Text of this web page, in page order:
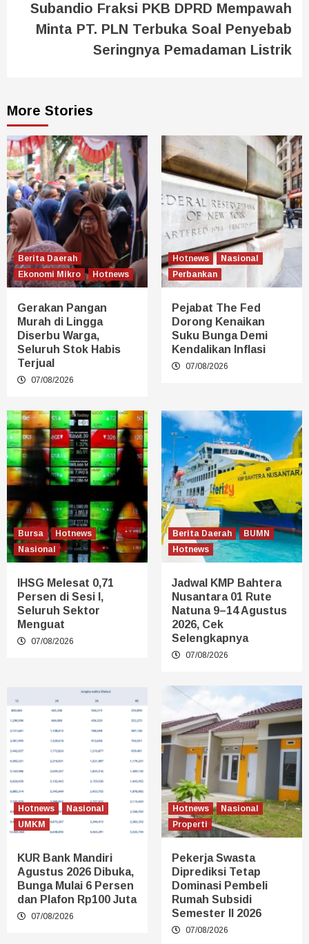
Subandio Fraksi PKB DPRD Mempawah
Minta PT. PLN Terbuka Soal Penyebab
Seringnya Pemadaman Listrik
More Stories
Berita Daerah
Ekonomi Mikro
Hotnews
Gerakan Pangan
Murah di Lingga
Diserbu Warga,
Seluruh Stok Habis
Terjual
07/08/2026
Hotnews
Nasional
Perbankan
Pejabat The Fed
Dorong Kenaikan
Suku Bunga Demi
Kendalikan Inflasi
07/08/2026
Bursa
Hotnews
Nasional
IHSG Melesat 0,71
Persen di Sesi I,
Seluruh Sektor
Menguat
07/08/2026
Berita Daerah
BUMN
Hotnews
Jadwal KMP Bahtera
Nusantara 01 Rute
Natuna 9–14 Agustus
2026, Cek
Selengkapnya
07/08/2026
Hotnews
Nasional
UMKM
KUR Bank Mandiri
Agustus 2026 Dibuka,
Bunga Mulai 6 Persen
dan Plafon Rp100 Juta
07/08/2026
Hotnews
Nasional
Properti
Pekerja Swasta
Diprediksi Tetap
Dominasi Pembeli
Rumah Subsidi
Semester II 2026
07/08/2026